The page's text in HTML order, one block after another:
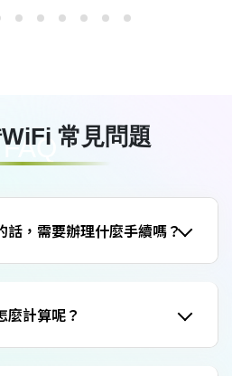
FAQ 常見問題
話，需要辦理什麼手續嗎？
麼計算呢？